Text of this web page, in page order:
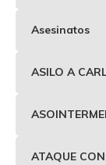
Asesinatos
ASILO A
ATAQUE